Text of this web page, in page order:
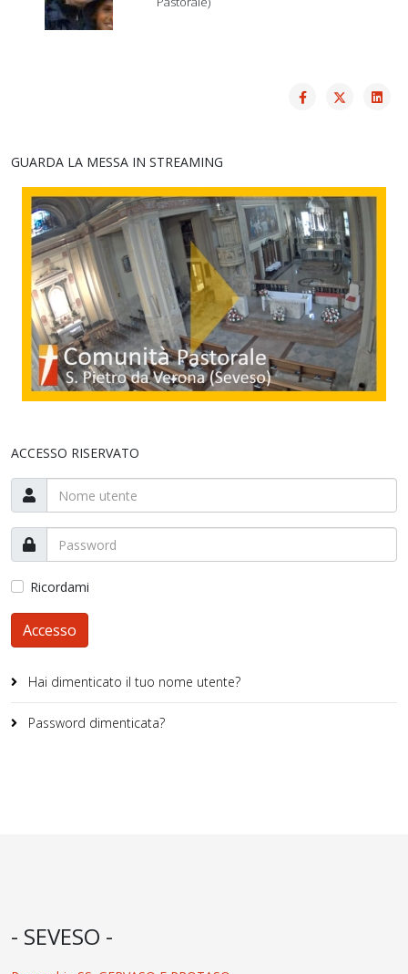
GUARDA LA MESSA IN STREAMING
ACCESSO RISERVATO
Ricordami
Accesso
Hai dimenticato il tuo nome utente?
Password dimenticata?
- SEVESO -